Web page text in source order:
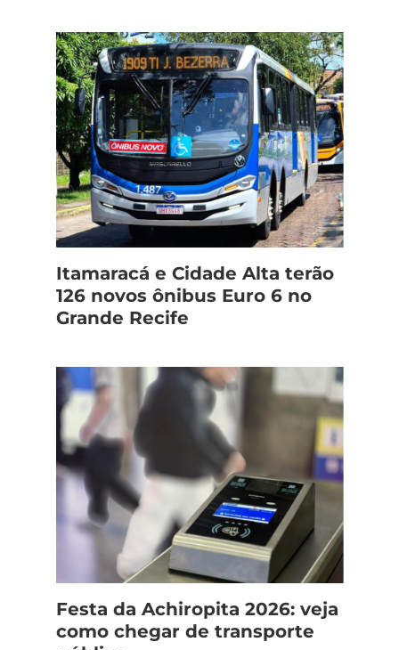
Itamaracá e Cidade Alta terão
126 novos ônibus Euro 6 no
Grande Recife
Festa da Achiropita 2026: veja
como chegar de transporte